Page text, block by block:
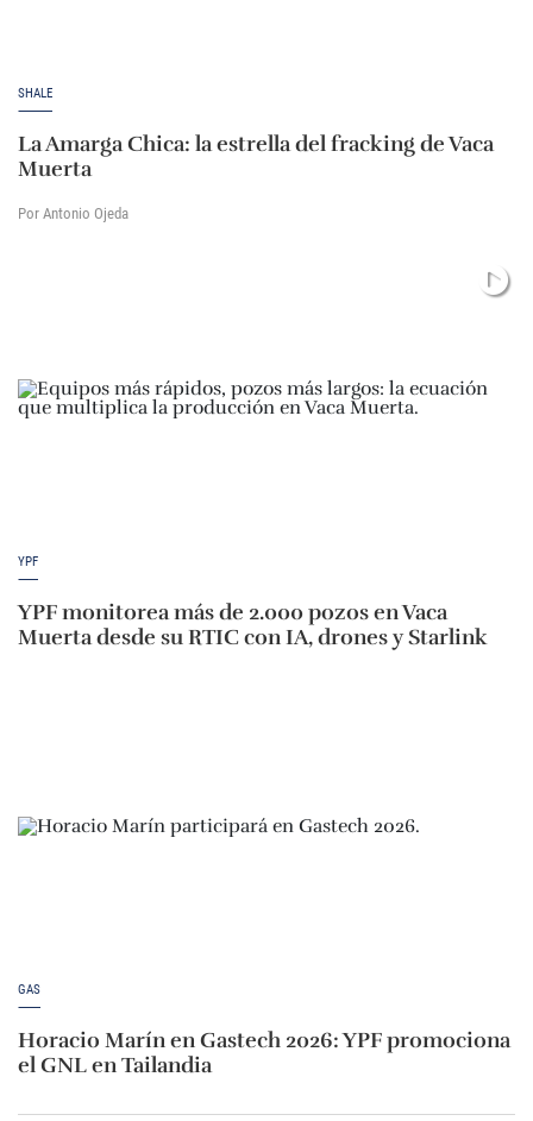
SHALE
La Amarga Chica: la estrella del fracking de Vaca
Muerta
Por Antonio Ojeda
YPF
YPF monitorea más de 2.000 pozos en Vaca
Muerta desde su RTIC con IA, drones y Starlink
GAS
Horacio Marín en Gastech 2026: YPF promociona
el GNL en Tailandia